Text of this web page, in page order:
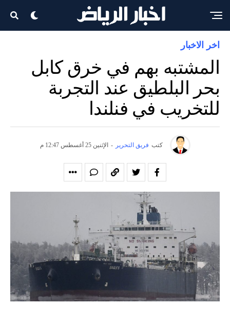
اخر الاخبار
المشتبه بهم في خرق كابل
بحر البلطيق عند التجربة
للتخريب في فنلندا
كتب فريق التحرير - الإثنين 25 أغسطس 12:47 م